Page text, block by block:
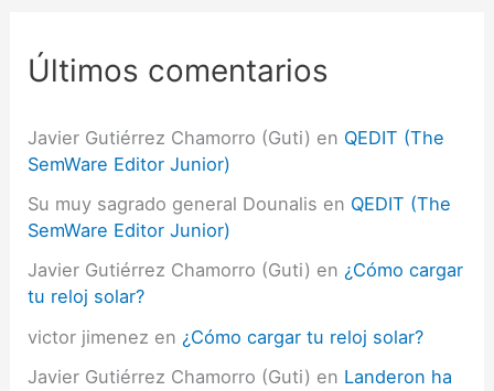
Últimos comentarios
Javier Gutiérrez Chamorro (Guti) en QEDIT (The
SemWare Editor Junior)
Su muy sagrado general Dounalis en QEDIT (The
SemWare Editor Junior)
Javier Gutiérrez Chamorro (Guti) en ¿Cómo cargar
tu reloj solar?
victor jimenez en ¿Cómo cargar tu reloj solar?
Javier Gutiérrez Chamorro (Guti) en Landeron ha